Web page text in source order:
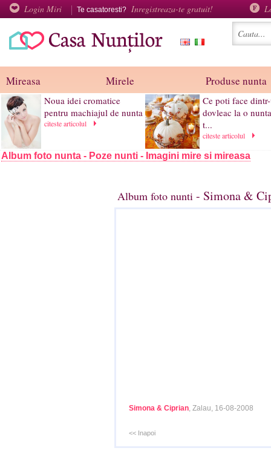
Login Miri Te casatoresti? Inregistreaza-te gratuit!
Mireasa Mirele Produse nunta
Noua idei cromatice
pentru machiajul de nunta
citeste articolul
Ce poti face
dovleac la o
t...
citeste articolul
Album foto nunta - Poze nunti - Imagini mire si mireasa
Album foto nunti - Simona &
Simona & Ciprian, Zalau, 16-08-2008
<< Inapoi